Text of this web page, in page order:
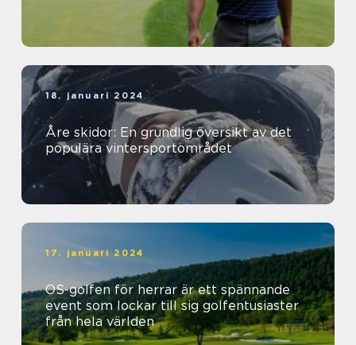
18. januari 2024
Åre skidor: En grundlig översikt av det
populära vintersportområdet
17. januari 2024
OS-golfen för herrar är ett spännande
event som lockar till sig golfentusiaster
från hela världen